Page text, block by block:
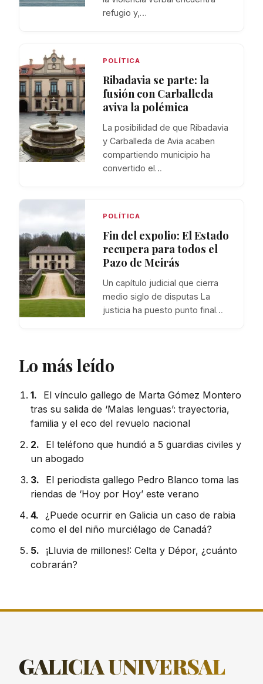
refugio y,…
POLÍTICA
Ribadavia se parte: la
fusión con Carballeda
aviva la polémica
La posibilidad de que Ribadavia
y Carballeda de Avia acaben
compartiendo municipio ha
convertido el…
POLÍTICA
Fin del expolio: El Estado
recupera para todos el
Pazo de Meirás
Un capítulo judicial que cierra
medio siglo de disputas La
justicia ha puesto punto final…
Lo más leído
1.
El vínculo gallego de Marta Gómez Montero
tras su salida de ‘Malas lenguas’: trayectoria,
familia y el eco del revuelo nacional
2.
El teléfono que hundió a 5 guardias civiles y
un abogado
3.
El periodista gallego Pedro Blanco toma las
riendas de ‘Hoy por Hoy’ este verano
4. ¿Puede ocurrir en Galicia un caso de rabia
como el del niño murciélago de Canadá?
5.
¡Lluvia de millones!: Celta y Dépor, ¿cuánto
cobrarán?
GALICIAUNIVERSAL